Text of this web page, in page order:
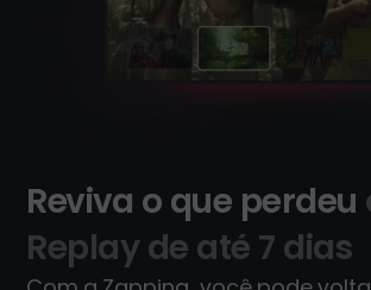
Reviva o que perdeu
Replay de até 7 dias